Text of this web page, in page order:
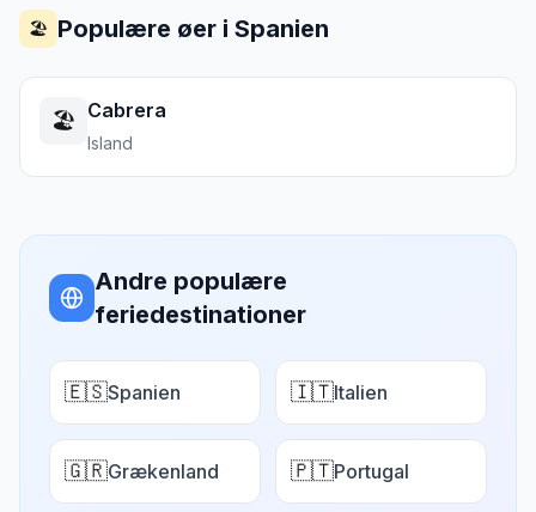
🏖️ Populære øer i Spanien
🏖️ Cabrera
Island
Andre populære
feriedestinationer
🇪🇸Spanien 🇮🇹Italien
🇬🇷Grækenland 🇵🇹Portugal